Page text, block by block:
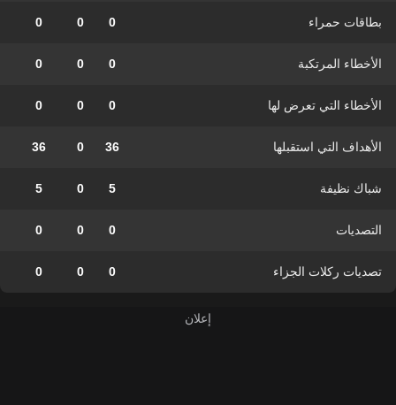
بطاقات حمراء 0
0
0
الأخطاء المرتكبة 0
0
0
الأخطاء التي تعرض لها 0
0
0
الأهداف التي استقبلها 36
0
36
شباك نظيفة 5
0
5
التصديات 0
0
0
تصديات ركلات الجزاء 0
0
0